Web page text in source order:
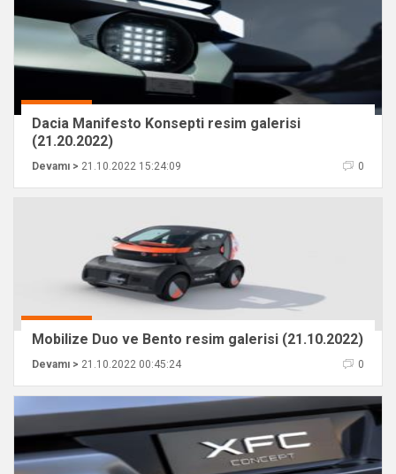
Dacia Manifesto Konsepti resim galerisi
(21.20.2022)
Devamı > 21.10.2022 15:24:09 0
Mobilize Duo ve Bento resim galerisi (21.10.2022)
Devamı > 21.10.2022 00:45:24 0